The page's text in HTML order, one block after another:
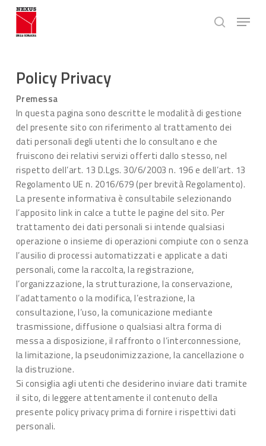
Skip
main
search
Menu
Policy Privacy
Premessa
In questa pagina sono descritte le modalità di gestione
del presente sito con riferimento al trattamento dei
dati personali degli utenti che lo consultano e che
fruiscono dei relativi servizi offerti dallo stesso, nel
rispetto dell’art. 13 D.Lgs. 30/6/2003 n. 196 e dell’art. 13
Regolamento UE n. 2016/679 (per brevità Regolamento).
La presente informativa è consultabile selezionando
l’apposito link in calce a tutte le pagine del sito. Per
trattamento dei dati personali si intende qualsiasi
operazione o insieme di operazioni compiute con o senza
l’ausilio di processi automatizzati e applicate a dati
personali, come la raccolta, la registrazione,
l’organizzazione, la strutturazione, la conservazione,
l’adattamento o la modifica, l’estrazione, la
consultazione, l’uso, la comunicazione mediante
trasmissione, diffusione o qualsiasi altra forma di
messa a disposizione, il raffronto o l’interconnessione,
la limitazione, la pseudonimizzazione, la cancellazione o
la distruzione.
Si consiglia agli utenti che desiderino inviare dati tramite
il sito, di leggere attentamente il contenuto della
presente policy privacy prima di fornire i rispettivi dati
personali.